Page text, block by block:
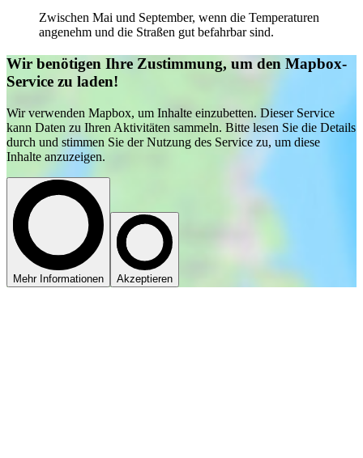
Zwischen Mai und September, wenn die Temperaturen
angenehm und die Straßen gut befahrbar sind.
Wir benötigen Ihre Zustimmung, um den Mapbox-
Service zu laden!
Wir verwenden Mapbox, um Inhalte einzubetten. Dieser Service
kann Daten zu Ihren Aktivitäten sammeln. Bitte lesen Sie die Details
durch und stimmen Sie der Nutzung des Service zu, um diese
Inhalte anzuzeigen.
Mehr Informationen Akzeptieren